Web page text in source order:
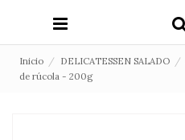
Inicio DELICATESSEN SALADO
de rúcola - 200g